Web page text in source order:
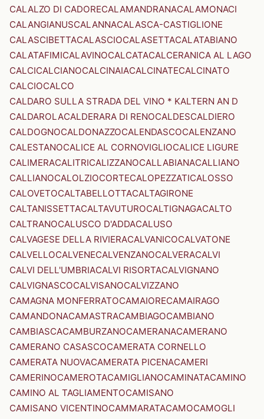
CALALZO DI CADORECALAMANDRANACALAMONACI
CALANGIANUSCALANNACALASCA-CASTIGLIONE
CALASCIBETTACALASCIOCALASETTACALATABIANO
CALATAFIMICALAVINOCALCATACALCERANICA AL LAGO
CALCICALCIANOCALCINAIACALCINATECALCINATO
CALCIOCALCO
CALDARO SULLA STRADA DEL VINO * KALTERN AN D
CALDAROLACALDERARA DI RENOCALDESCALDIERO
CALDOGNOCALDONAZZOCALENDASCOCALENZANO
CALESTANOCALICE AL CORNOVIGLIOCALICE LIGURE
CALIMERACALITRICALIZZANOCALLABIANACALLIANO
CALLIANOCALOLZIOCORTECALOPEZZATICALOSSO
CALOVETOCALTABELLOTTACALTAGIRONE
CALTANISSETTACALTAVUTUROCALTIGNAGACALTO
CALTRANOCALUSCO D'ADDACALUSO
CALVAGESE DELLA RIVIERACALVANICOCALVATONE
CALVELLOCALVENECALVENZANOCALVERACALVI
CALVI DELL'UMBRIACALVI RISORTACALVIGNANO
CALVIGNASCOCALVISANOCALVIZZANO
CAMAGNA MONFERRATOCAMAIORECAMAIRAGO
CAMANDONACAMASTRACAMBIAGOCAMBIANO
CAMBIASCACAMBURZANOCAMERANACAMERANO
CAMERANO CASASCOCAMERATA CORNELLO
CAMERATA NUOVACAMERATA PICENACAMERI
CAMERINOCAMEROTACAMIGLIANOCAMINATACAMINO
CAMINO AL TAGLIAMENTOCAMISANO
CAMISANO VICENTINOCAMMARATACAMOCAMOGLI